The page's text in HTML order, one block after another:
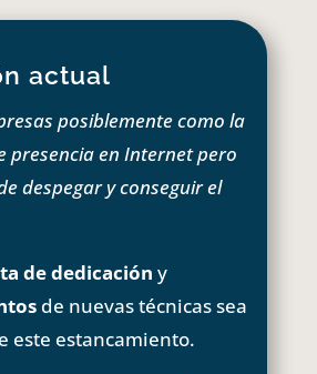
actual
posiblemente como la
presencia en Internet pero
despegar y conseguir el
de dedicación y
de nuevas técnicas sea
este estancamiento.